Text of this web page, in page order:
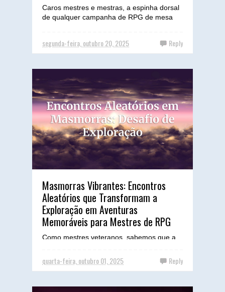
Caros mestres e mestras, a espinha dorsal
de qualquer campanha de RPG de mesa
segunda-feira, outubro 20, 2025 Reply
Masmorras Vibrantes: Encontros
Aleatórios que Transformam a
Exploração em Aventuras
Memoráveis para Mestres de RPG
Como mestres veteranos, sabemos que a
capacidade de transformar uma folha de
papel e algumas ideias em mundos...
quarta-feira, outubro 01, 2025 Reply